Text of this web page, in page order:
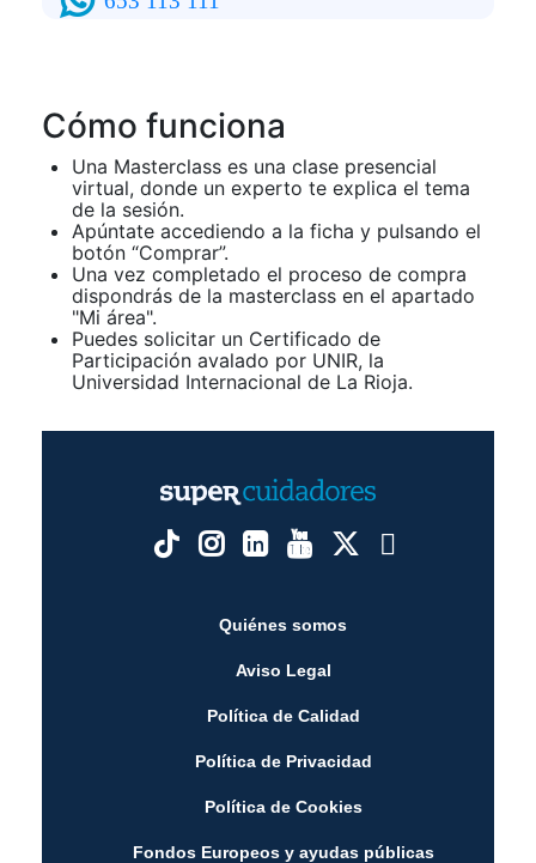
Cómo funciona
Una Masterclass es una clase presencial
virtual, donde un experto te explica el tema
de la sesión.
Apúntate accediendo a la ficha y pulsando el
botón “Comprar”.
Una vez completado el proceso de compra
dispondrás de la masterclass en el apartado
"Mi área".
Puedes solicitar un Certificado de
Participación avalado por UNIR, la
Universidad Internacional de La Rioja.
Quiénes somos
Aviso Legal
Política de Calidad
Política de Privacidad
Política de Cookies
Fondos Europeos y ayudas públicas